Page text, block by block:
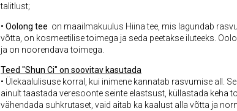
talitlust;
• Oolong tee on maailmakuulus Hiina tee, mis lagundab
võtta, on kosmeetilise toimega ja seda peetakse iluteeks.
ja on noorendava toimega.
Teed "Shun Ci" on soovitav kasutada
• Ülekaalulisuse korral, kui inimene kannatab rasvumise all.
ainult taastada veresoonte seinte elastsust, küllastada keha
vähendada suhkrutaset, vaid aitab ka kaalust alla võtta ja